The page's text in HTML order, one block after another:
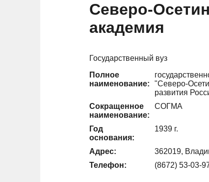
Северо-
академия
Государственный вуз
Полное
наименование:
"Северо-
развития
Сокращенное
наименование:
СОГМА
Год
основания:
1939 г.
Адрес:
362019,
Телефон:
(8672) 53-03-